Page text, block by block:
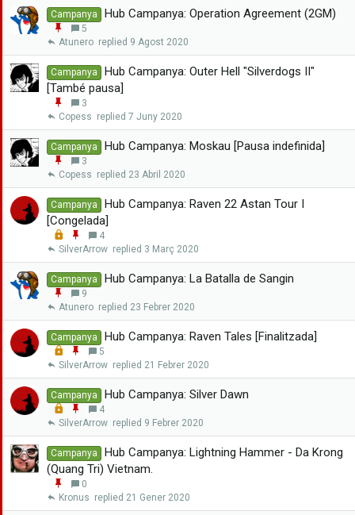
a
n
a
r
Campanya Hub Campanya: Operation Agreement (2GM)
n
g
a
n
x
r
5
9 Agost 2020
Atunero
Campanya
Hub Campanya: Outer Hell "Silverdogs II"
[També pausa]
n
g
a
n
a
r
3
7 Juny 2020
Copess
Campanya Hub Campanya: Moskau [Pausa indefinida]
n
g
a
n
x
r
3
23 Abril 2020
Copess
Campanya
Hub Campanya: Raven 22 Astan Tour I
[Congelada]
o
c
k
e
n
g
a
n
x
a
r
4
3 Març 2020
SilverArrow
Campanya Hub Campanya: La Batalla de Sangin
n
g
a
n
a
r
9
23 Febrer 2020
Atunero
Campanya Hub Campanya: Raven Tales [Finalitzada]
o
c
k
e
n
g
a
n
a
r
5
21 Febrer 2020
SilverArrow
Campanya Hub Campanya: Silver Dawn
o
c
k
e
d
n
g
a
n
x
a
r
4
9 Febrer 2020
SilverArrow
Campanya
Hub Campanya: Lightning Hammer - Da Krong
(Quang Tri) Vietnam.
n
g
0
21 Gener 2020
Kronus